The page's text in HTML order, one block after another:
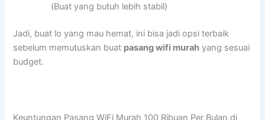
(Buat yang butuh lebih stabil)
Jadi, buat lo yang mau hemat, ini bisa jadi opsi terbaik
sebelum memutuskan buat pasang wifi murah yang sesuai
budget.
Keuntungan Pasang WiFi Murah 100 Ribuan Per Bulan di